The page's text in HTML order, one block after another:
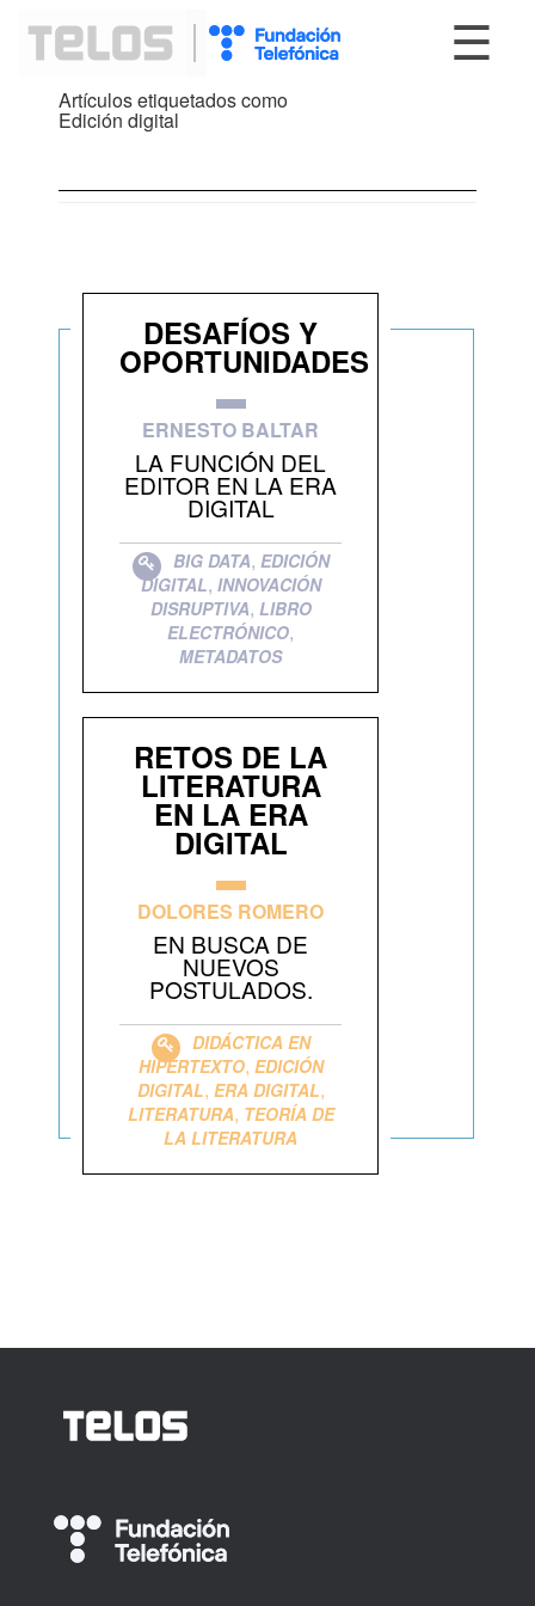
☰
Artículos etiquetados como
Edición digital
DESAFÍOS Y
OPORTUNIDADES
ERNESTO BALTAR
LA FUNCIÓN DEL
EDITOR EN LA ERA
DIGITAL
BIG DATA, EDICIÓN
DIGITAL, INNOVACIÓN
DISRUPTIVA, LIBRO
ELECTRÓNICO,
METADATOS
RETOS DE LA
LITERATURA
EN LA ERA
DIGITAL
DOLORES ROMERO
EN BUSCA DE
NUEVOS
POSTULADOS.
DIDÁCTICA EN
HIPERTEXTO, EDICIÓN
DIGITAL, ERA DIGITAL,
LITERATURA, TEORÍA DE
LA LITERATURA